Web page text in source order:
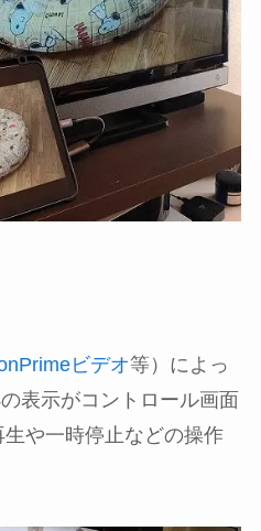
ビデオ等）によっ
表示がコントロール画面
や一時停止などの操作